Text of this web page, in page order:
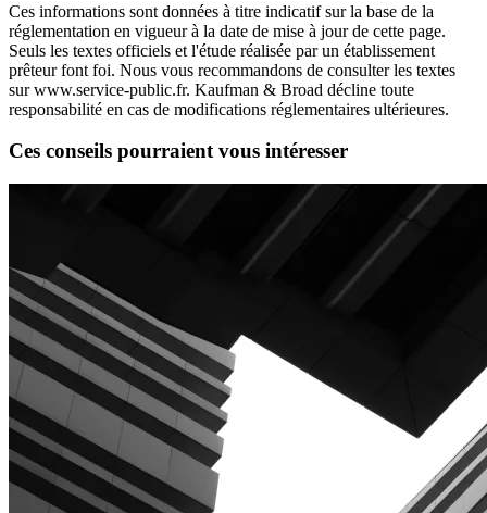
Ces informations sont données à titre indicatif sur la base de la
réglementation en vigueur à la date de mise à jour de cette page.
Seuls les textes officiels et l'étude réalisée par un établissement
prêteur font foi. Nous vous recommandons de consulter les textes
sur www.service-public.fr. Kaufman & Broad décline toute
responsabilité en cas de modifications réglementaires ultérieures.
Ces conseils pourraient vous intéresser